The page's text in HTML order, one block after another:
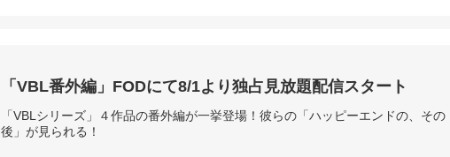
「VBL番外編」FODにて8/1より独占見放題配信スタート
「VBLシリーズ」４作品の番外編が一挙登場！彼らの「ハッピーエンドの、その
後」が見られる！